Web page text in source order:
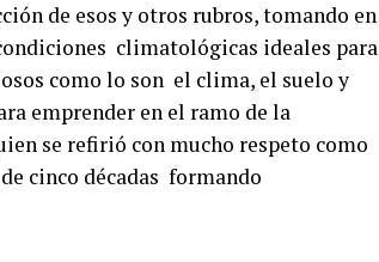
de esos y otros rubros, tomando en
climatológicas ideales para
como lo son el clima, el suelo y
emprender en el ramo de la
se refirió con mucho respeto como
cinco décadas formando